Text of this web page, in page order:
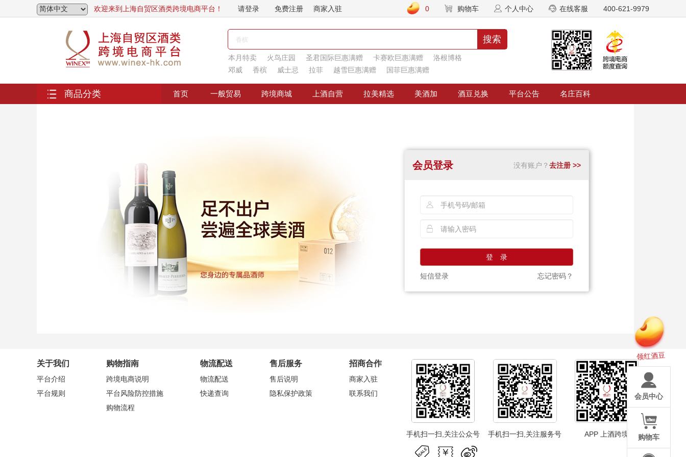
欢迎来到上海自贸区酒类跨境电商平台！ 请登录 免费注册 400-621-9979
商家入驻 在线客服
个人中心
购物车
0
搜索
本月特卖 火鸟庄园 圣君国际巨惠满赠 卡赛欧巨惠满赠
洛根博格
邓威
香槟 威士忌 拉菲 越雪巨惠满赠 国菲巨惠满赠
商品分类 首页 一般贸易 跨境商城 上酒自营 拉美精选 美酒加 酒豆兑换 平台公告 名庄百科
领红酒豆
会员中心
购物车
会员登录 去注册 >>
没有账户？
登 录
短信登录 忘记密码？
关于我们
平台介绍
平台规则
购物指南
跨境电商说明
平台风险防控措施
购物流程
物流配送
物流配送
快递查询
售后服务
售后说明
隐私保护政策
招商合作
商家入驻
联系我们
手机扫一扫,关注公众号 手机扫一扫,关注服务号 APP 上酒跨境